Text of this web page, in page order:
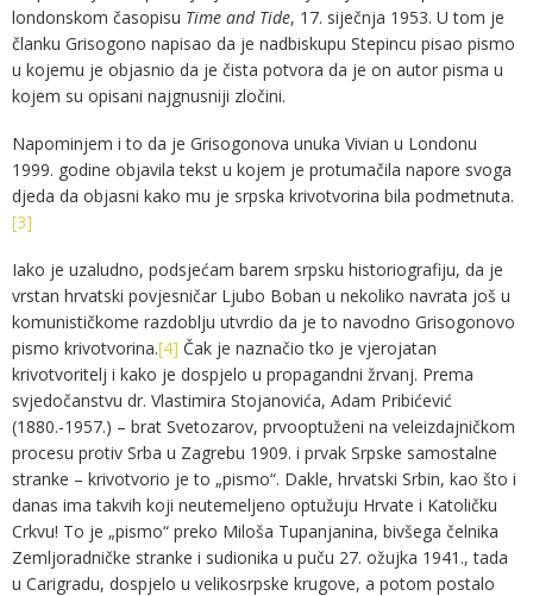
londonskom časopisu Time and Tide, 17. siječnja 1953. U tom je
članku Grisogono napisao da je nadbiskupu Stepincu pisao pismo
u kojemu je objasnio da je čista potvora da je on autor pisma u
kojem su opisani najgnusniji zločini.
Napominjem i to da je Grisogonova unuka Vivian u Londonu
1999. godine objavila tekst u kojem je protumačila napore svoga
djeda da objasni kako mu je srpska krivotvorina bila podmetnuta.
[3]
Iako je uzaludno, podsjećam barem srpsku historiografiju, da je
vrstan hrvatski povjesničar Ljubo Boban u nekoliko navrata još u
komunističkome razdoblju utvrdio da je to navodno Grisogonovo
pismo krivotvorina.[4] Čak je naznačio tko je vjerojatan
krivotvoritelj i kako je dospjelo u propagandni žrvanj. Prema
svjedočanstvu dr. Vlastimira Stojanovića, Adam Pribićević
(1880.-1957.) – brat Svetozarov, prvooptuženi na veleizdajničkom
procesu protiv Srba u Zagrebu 1909. i prvak Srpske samostalne
stranke – krivotvorio je to „pismo“. Dakle, hrvatski Srbin, kao što i
danas ima takvih koji neutemeljeno optužuju Hrvate i Katoličku
Crkvu! To je „pismo“ preko Miloša Tupanjanina, bivšega čelnika
Zemljoradničke stranke i sudionika u puču 27. ožujka 1941., tada
u Carigradu, dospjelo u velikosrpske krugove, a potom postalo